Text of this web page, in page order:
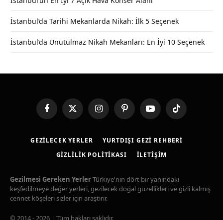
İstanbul’da Tarihi Mekanlarda Nikah: İlk 5 Seçenek
İstanbul’da Unutulmaz Nikah Mekanları: En İyi 10 Seçenek
FacebookX
(Twitter)
InstagramPinterestYouTubeTikTok
GEZILECEK YERLER
YURTDIŞI GEZI REHBERI
GIZLILIK POLITIKASI
İLETIŞIM
Gezilmesi Gereken YerlerTürkiye'nin dört bir yanındaki
keşfedilmeye değer yerleri, gezilecek doğal güzellikleri ve gizli kalmış
cennet köşeleri sizler için araştırır.
© 2014 - 2026 | Tüm hakları saklıdır.